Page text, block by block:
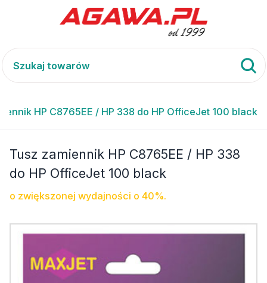
HP C8765EE / HP 338 do HP OfficeJet 100 black
Tusz zamiennik HP C8765EE / HP 338
do HP OfficeJet 100 black
o zwiększonej wydajności o 40%.